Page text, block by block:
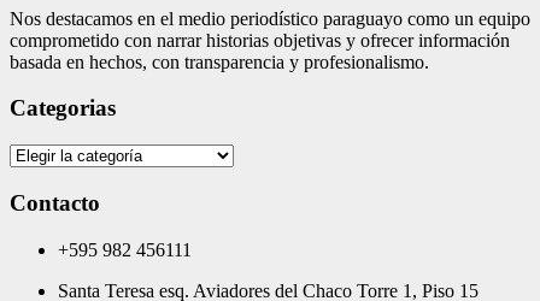
Nos destacamos en el medio periodístico paraguayo como un equipo
comprometido con narrar historias objetivas y ofrecer información
basada en hechos, con transparencia y profesionalismo.
Categorias
Categorias
Contacto
+595 982 456111
Santa Teresa esq. Aviadores del Chaco Torre 1, Piso 15